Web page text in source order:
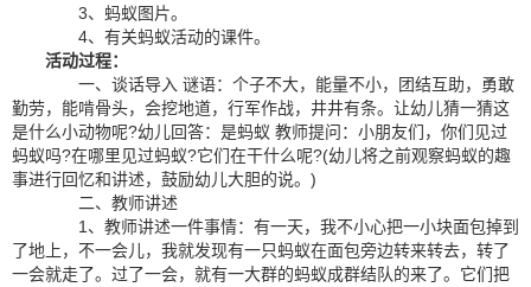
3、蚂蚁图片。
4、有关蚂蚁活动的课件。
活动过程：
一、谈话导入 谜语：个子不大，能量不小，团结互助，勇敢
勤劳，能啃骨头，会挖地道，行军作战，井井有条。让幼儿猜一猜这
是什么小动物呢?幼儿回答：是蚂蚁 教师提问：小朋友们，你们见过
蚂蚁吗?在哪里见过蚂蚁?它们在干什么呢?(幼儿将之前观察蚂蚁的趣
事进行回忆和讲述，鼓励幼儿大胆的说。)
二、教师讲述
1、教师讲述一件事情：有一天，我不小心把一小块面包掉到
了地上，不一会儿，我就发现有一只蚂蚁在面包旁边转来转去，转了
一会就走了。过了一会，就有一大群的蚂蚁成群结队的来了。它们把